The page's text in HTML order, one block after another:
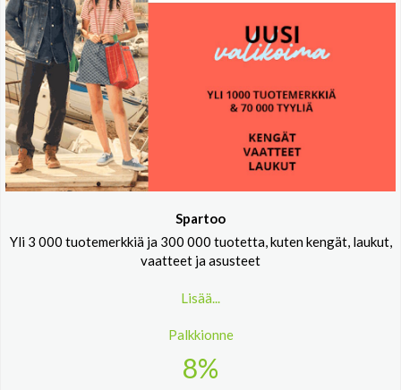
Spartoo
Yli 3 000 tuotemerkkiä ja 300 000 tuotetta, kuten kengät, laukut,
vaatteet ja asusteet
Lisää...
Palkkionne
8%